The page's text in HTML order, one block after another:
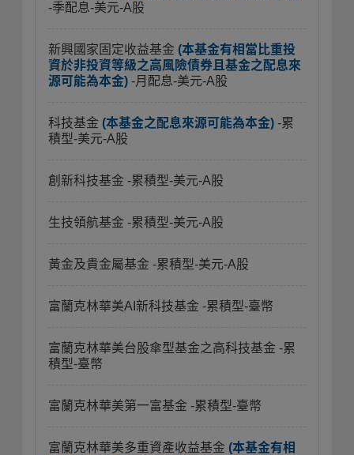
-季配息-美元-A股
新興國家固定收益基金 (本基金有相當比重投
資於非投資等級之高風險債券且基金之配息來
源可能為本金) -月配息-美元-A股
科技基金 (本基金之配息來源可能為本金) -累
積型-美元-A股
創新科技基金 -累積型-美元-A股
生技領航基金 -累積型-美元-A股
黃金及貴金屬基金 -累積型-美元-A股
富蘭克林華美AI新科技基金 -累積型-臺幣
富蘭克林華美台股傘型基金之高科技基金 -累
積型-臺幣
富蘭克林華美第一富基金 -累積型-臺幣
富蘭克林華美多重資產收益基金 (本基金有相